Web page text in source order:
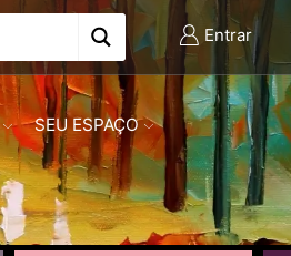
Entrar
SEU ESPAÇO